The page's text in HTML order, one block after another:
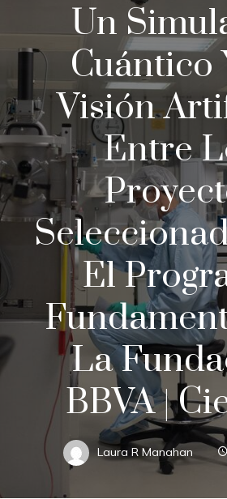
Un
Cuántico
Visión
Entre
El
La
BBVA |
Laura R Manahan